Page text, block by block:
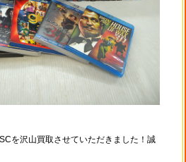
を沢山買取させていただきました！誠